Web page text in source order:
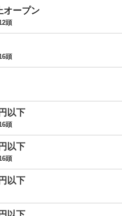
オープン
頭
頭
以下
頭
以下
頭
以下